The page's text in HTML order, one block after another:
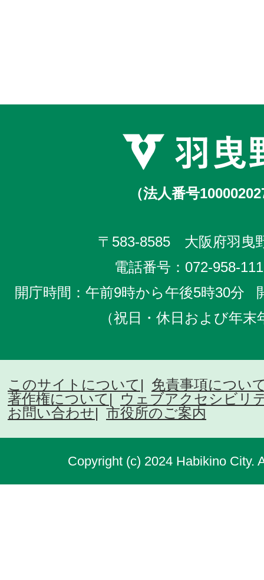
（法人番号
〒583-8585 大阪府羽曳
電話番号： 072-958-
開庁時間：午前9時から午後5時30分
（祝日・休日および年
このサイトについて
免責事項につい
著作権について
ウェブアクセシビリ
お問い合わせ
市役所のご案内
Copyright (c) 2024 Habikino City.